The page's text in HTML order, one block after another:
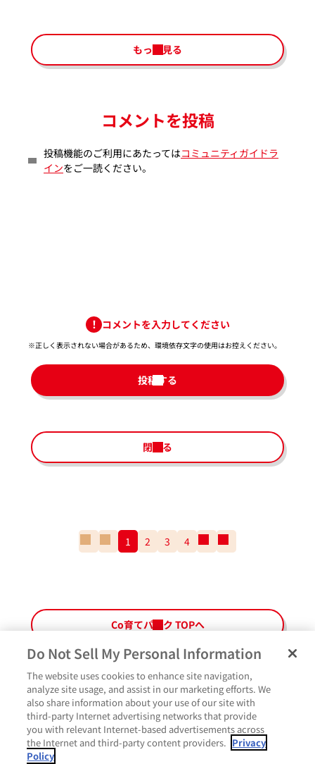
もっと見る
コメントを投稿
投稿機能のご利用にあたってはコミュニティガイドラ
インをご一読ください。
コメントを入力してください
※正しく表示されない場合があるため、環境依存文字の使用はお控えください。​
投稿する
閉じる
番
ペ
ー
ジ
の
1 2 3 4
の
番
ペ
ー
Co育てパーク TOPへ
いいね
Do Not Sell My Personal Information
The website uses cookies to enhance site navigation,
analyze site usage, and assist in our marketing efforts. We
also share information about your use of our site with
third-party Internet advertising networks that provide
you with relevant Internet-based advertisements across
the Internet and third-party content providers. Privacy
Policy